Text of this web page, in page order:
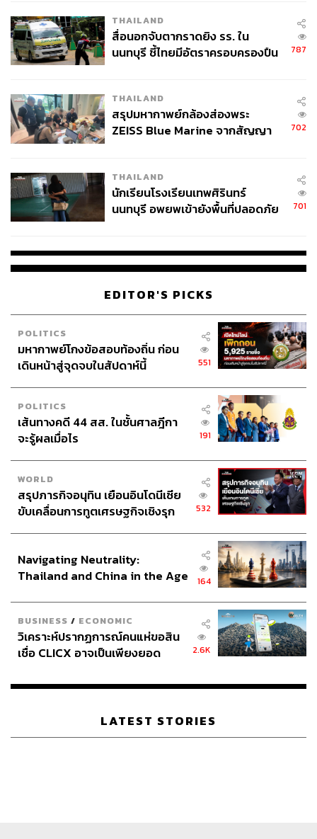
THAILAND
สื่อนอกจับตากราดยิง รร. ใน
นนทบุรี ชี้ไทยมีอัตราครอบครองปืน
787
THAILAND
สรุปมหากาพย์กล้องส่องพระ
ZEISS Blue Marine จากสัญญา
จ่ายหนี้-แอบระบุแบรนด์
702
THAILAND
นักเรียนโรงเรียนเทพศิรินทร์
นนทบุรี อพยพเข้ายังพื้นที่ปลอดภัย
701
EDITOR'S PICKS
POLITICS
มหากาพย์โกงข้อสอบท้องถิ่น ก่อน
เดินหน้าสู่จุดจบในสัปดาห์นี้
551
POLITICS
เส้นทางคดี 44 สส. ในชั้นศาลฎีกา
จะรู้ผลเมื่อไร
191
WORLD
สรุปภารกิจอนุทิน เยือนอินโดนีเซีย
ขับเคลื่อนการทูตเศรษฐกิจเชิงรุก
532
Navigating Neutrality:
Thailand and China in the Age
164
BUSINESS / ECONOMIC
วิเคราะห์ปรากฏการณ์คนแห่ขอสิน
เชื่อ CLICX อาจเป็นเพียงยอด
เรือนไทยที่ถูกซุกไว้
2.6K
LATEST STORIES